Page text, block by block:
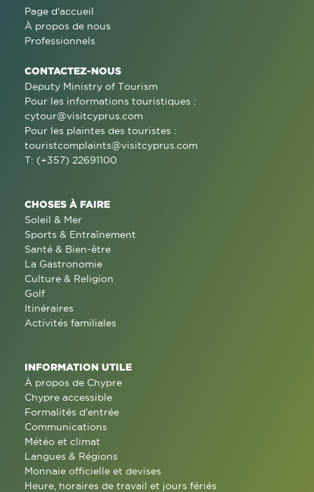
Page d'accueil
À propos de nous
Professionnels
CONTACTEZ-NOUS
Deputy Ministry of Tourism
Pour les informations touristiques :
cytour@visitcyprus.com
Pour les plaintes des touristes :
touristcomplaints@visitcyprus.com
T: (+357) 22691100
CHOSES À FAIRE
Soleil & Mer
Sports & Entraînement
Santé & Bien-être
La Gastronomie
Culture & Religion
Golf
Itinéraires
Activités familiales
INFORMATION UTILE
À propos de Chypre
Chypre accessible
Formalités d'entrée
Communications
Météo et climat
Langues & Régions
Monnaie officielle et devises
Heure, horaires de travail et jours fériés